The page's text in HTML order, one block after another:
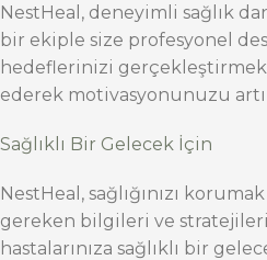
NestHeal, deneyimli sağlık
bir ekiple size profesyonel
hedeflerinizi
ederek motivasyonunuzu
Sağlıklı Bir Gelecek İçin
NestHeal, sağlığınızı
gereken bilgileri ve stratejileri
hastalarınıza sağlıklı bir